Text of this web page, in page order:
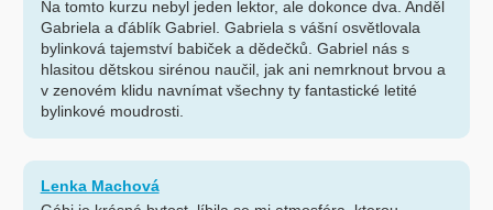
Na tomto kurzu nebyl jeden lektor, ale dokonce dva. Anděl
Gabriela a ďáblík Gabriel. Gabriela s vášní osvětlovala
bylinková tajemství babiček a dědečků. Gabriel nás s
hlasitou dětskou sirénou naučil, jak ani nemrknout brvou a
v zenovém klidu navnímat všechny ty fantastické letité
bylinkové moudrosti.
Lenka Machová